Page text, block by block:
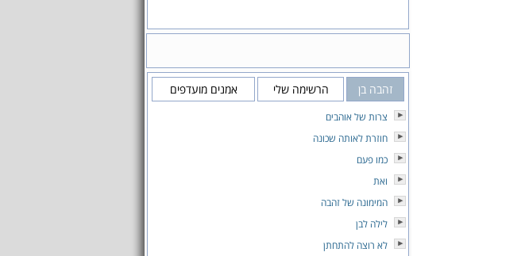
זהבה בן הרשימה שלי אמנים מועדפים
צרות של אוהבים
חוזרת לאותה שכונה
כמו פעם
ואת
המימונה של זהבה
לילה לבן
לא רוצה להתחתן